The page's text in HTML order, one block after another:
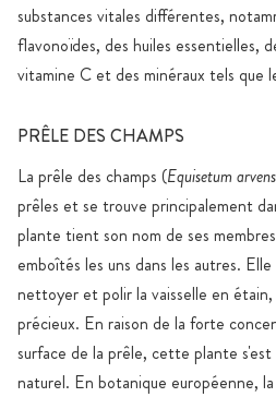
substances vitales différentes,
flavonoïdes, des huiles essentielles,
vitamine C et des minéraux tels que
PRÊLE DES CHAMPS
La prêle des champs (Equisetum
prêles et se trouve principalement
plante tient son nom de ses
emboîtés les uns dans les autres.
nettoyer et polir la vaisselle en
précieux. En raison de la forte
surface de la prêle, cette plante
naturel. En botanique européenne,